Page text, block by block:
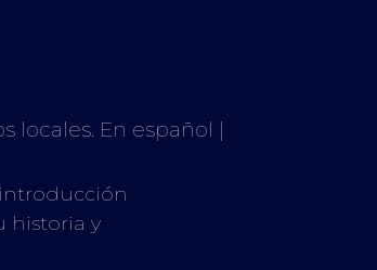
locales. En español |
historia y